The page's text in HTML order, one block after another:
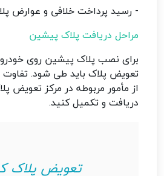
- رسید پرداخت خلافی و عوارض
مراحل دریافت پلاک پیشین
برای نصب پلاک پیشین روی
تعویض پلاک باید طی شود.
از مأمور مربوطه در مرکز تعویض
دریافت و تکمیل کنید.
تعویض پلاک